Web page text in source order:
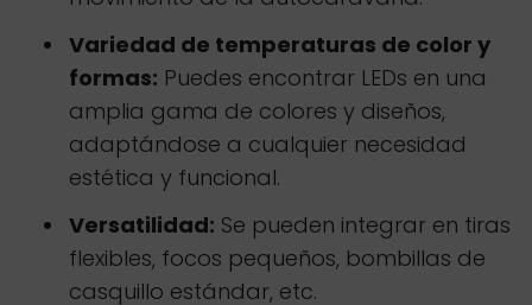
Variedad de temperaturas de color y
formas: Puedes encontrar LEDs en una
amplia gama de colores y diseños,
adaptándose a cualquier necesidad
estética y funcional.
Versatilidad: Se pueden integrar en tiras
flexibles, focos pequeños, bombillas de
casquillo estándar, etc.